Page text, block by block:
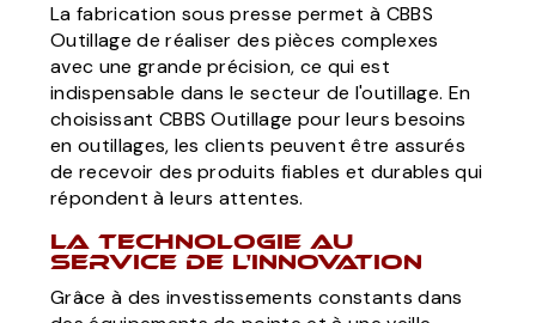
La fabrication sous presse permet à CBBS
Outillage de réaliser des pièces complexes
avec une grande précision, ce qui est
indispensable dans le secteur de l'outillage. En
choisissant CBBS Outillage pour leurs besoins
en outillages, les clients peuvent être assurés
de recevoir des produits fiables et durables qui
répondent à leurs attentes.
La technologie au
service de l'innovation
Grâce à des investissements constants dans